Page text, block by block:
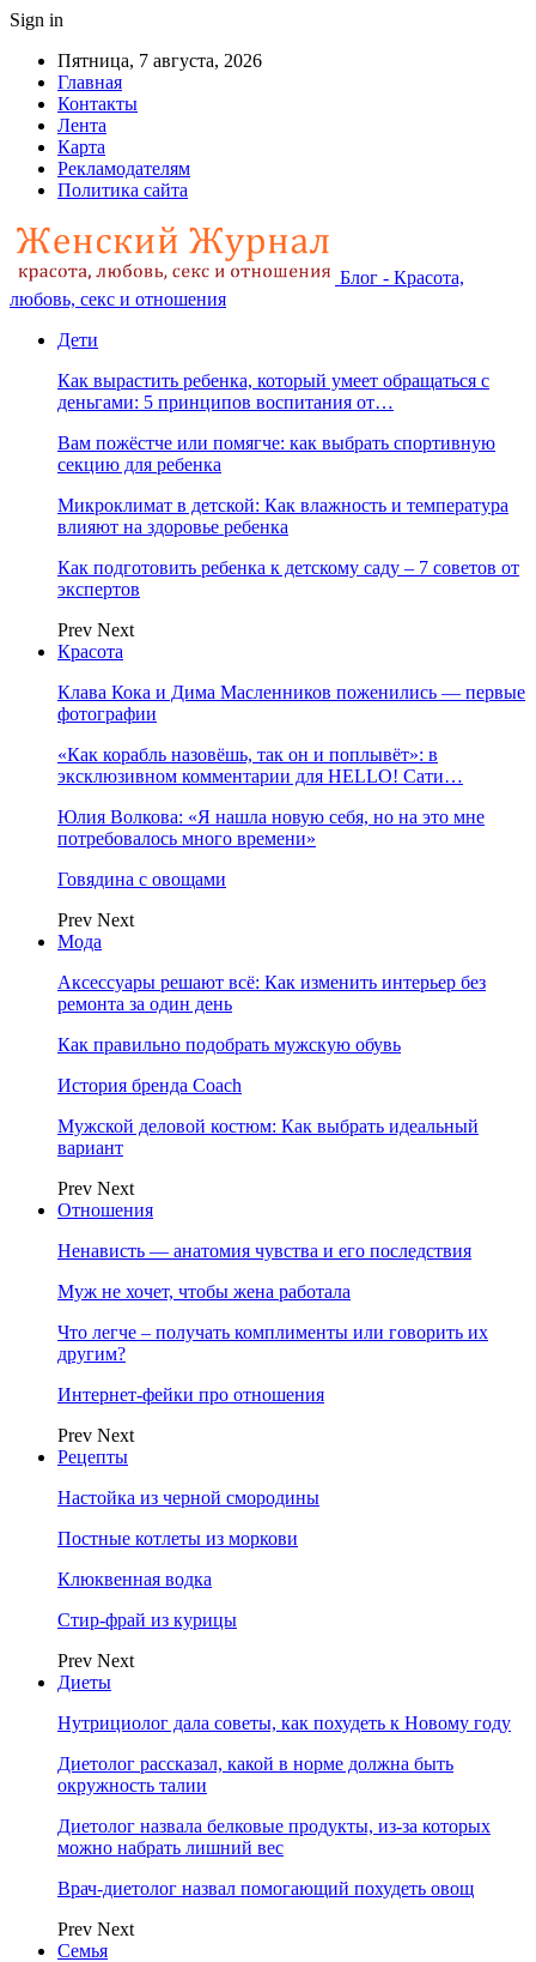
Sign in
Пятница, 7 августа, 2026
Главная
Контакты
Лента
Карта
Рекламодателям
Политика сайта
Блог - Красота,
любовь, секс и отношения
Дети
Как вырастить ребенка, который умеет обращаться с
деньгами: 5 принципов воспитания от…
Вам пожёстче или помягче: как выбрать спортивную
секцию для ребенка
Микроклимат в детской: Как влажность и температура
влияют на здоровье ребенка
Как подготовить ребенка к детскому саду – 7 советов от
экспертов
Prev Next
Красота
Клава Кока и Дима Масленников поженились — первые
фотографии
«Как корабль назовёшь, так он и поплывёт»: в
эксклюзивном комментарии для HELLO! Сати…
Юлия Волкова: «Я нашла новую себя, но на это мне
потребовалось много времени»
Говядина с овощами
Prev Next
Мода
Аксессуары решают всё: Как изменить интерьер без
ремонта за один день
Как правильно подобрать мужскую обувь
История бренда Coach
Мужской деловой костюм: Как выбрать идеальный
вариант
Prev Next
Отношения
Ненависть — анатомия чувства и его последствия
Муж не хочет, чтобы жена работала
Что легче – получать комплименты или говорить их
другим?
Интернет-фейки про отношения
Prev Next
Рецепты
Настойка из черной смородины
Постные котлеты из моркови
Клюквенная водка
Стир-фрай из курицы
Prev Next
Диеты
Нутрициолог дала советы, как похудеть к Новому году
Диетолог рассказал, какой в норме должна быть
окружность талии
Диетолог назвала белковые продукты, из-за которых
можно набрать лишний вес
Врач-диетолог назвал помогающий похудеть овощ
Prev Next
Семья